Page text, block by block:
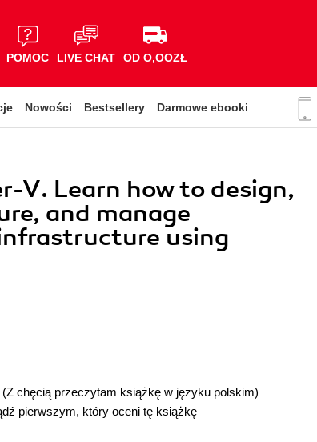
POMOC LIVE CHAT OD O,OOZŁ
Nowości Bestsellery Darmowe ebooki
V. Learn how to design,
and manage
using
(Z chęcią przeczytam książkę w języku polskim)
pierwszym, który oceni tę książkę